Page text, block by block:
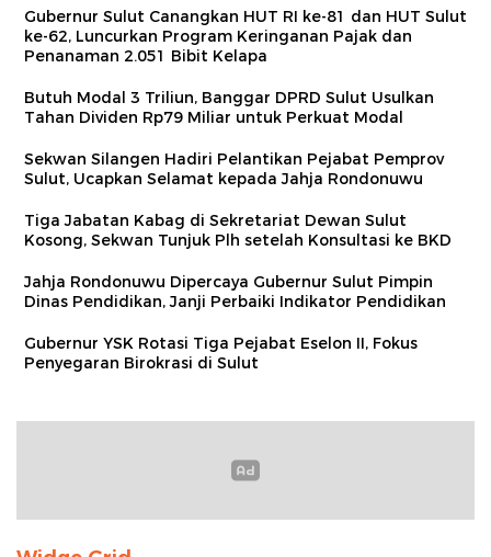
Gubernur Sulut Canangkan HUT RI ke-81 dan HUT Sulut
ke-62, Luncurkan Program Keringanan Pajak dan
Penanaman 2.051 Bibit Kelapa
Butuh Modal 3 Triliun, Banggar DPRD Sulut Usulkan
Tahan Dividen Rp79 Miliar untuk Perkuat Modal
Sekwan Silangen Hadiri Pelantikan Pejabat Pemprov
Sulut, Ucapkan Selamat kepada Jahja Rondonuwu
Tiga Jabatan Kabag di Sekretariat Dewan Sulut
Kosong, Sekwan Tunjuk Plh setelah Konsultasi ke BKD
Jahja Rondonuwu Dipercaya Gubernur Sulut Pimpin
Dinas Pendidikan, Janji Perbaiki Indikator Pendidikan
Gubernur YSK Rotasi Tiga Pejabat Eselon II, Fokus
Penyegaran Birokrasi di Sulut